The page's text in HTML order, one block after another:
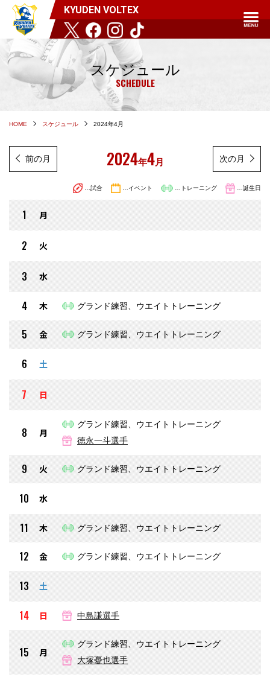
KYUDEN VOLTEX
スケジュール
SCHEDULE
HOME スケジュール 2024年4月
前の月 2024年4月 次の月
…試合 …イベント …トレーニング …誕生日
1 月
2 火
3 水
4 木 グランド練習、ウエイトトレーニング
5 金 グランド練習、ウエイトトレーニング
6 土
7 日
8 月
グランド練習、ウエイトトレーニング
徳永一斗選手
9 火 グランド練習、ウエイトトレーニング
10 水
11 木 グランド練習、ウエイトトレーニング
12 金 グランド練習、ウエイトトレーニング
13 土
14 日 中島謙選手
15 月
グランド練習、ウエイトトレーニング
大塚憂也選手